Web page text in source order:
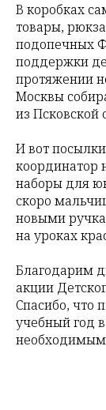
В коробках
товары,
подопечных
поддержки
протяжении
Москвы
из Псковской
И вот
координатор
наборы для
скоро
новыми
на уроках
Благодарим
акции
Спасибо, что
учебный год